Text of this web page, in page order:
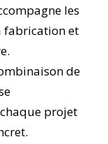
les
fabrication et
de
projet